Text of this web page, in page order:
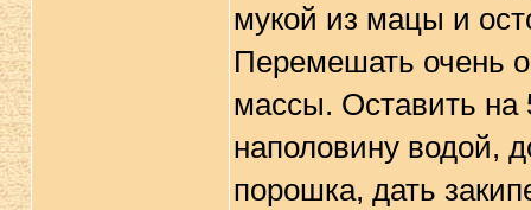
мукой из мацы и
Перемешать очень
массы. Оставить
наполовину водой,
порошка, дать